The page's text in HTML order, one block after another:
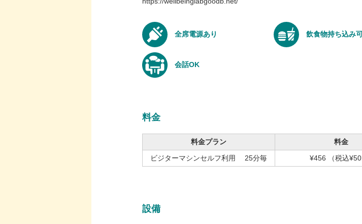
全席電源あり 飲食物持ち込み
会話OK
料金
料金プラン 料金
ビジターマシンセルフ利用 25分毎
¥456 （税込
設備